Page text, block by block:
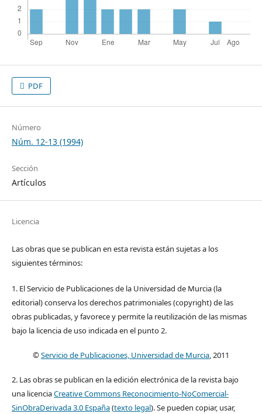
PDF
Número
Núm. 12-13 (1994)
Sección
Artículos
Licencia
Las obras que se publican en esta revista están sujetas a los
siguientes términos:
1. El Servicio de Publicaciones de la Universidad de Murcia (la
editorial) conserva los derechos patrimoniales (copyright) de las
obras publicadas, y favorece y permite la reutilización de las mismas
bajo la licencia de uso indicada en el punto 2.
©Servicio de Publicaciones, Universidad de Murcia, 2011
2. Las obras se publican en la edición electrónica de la revista bajo
una licenciaCreative Commons Reconocimiento-NoComercial-
SinObraDerivada 3.0 España(texto legal). Se pueden copiar, usar,